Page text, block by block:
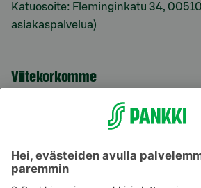
Katuosoite: Fleminginkatu 34,
asiakaspalvelua)
Viitekorkomme